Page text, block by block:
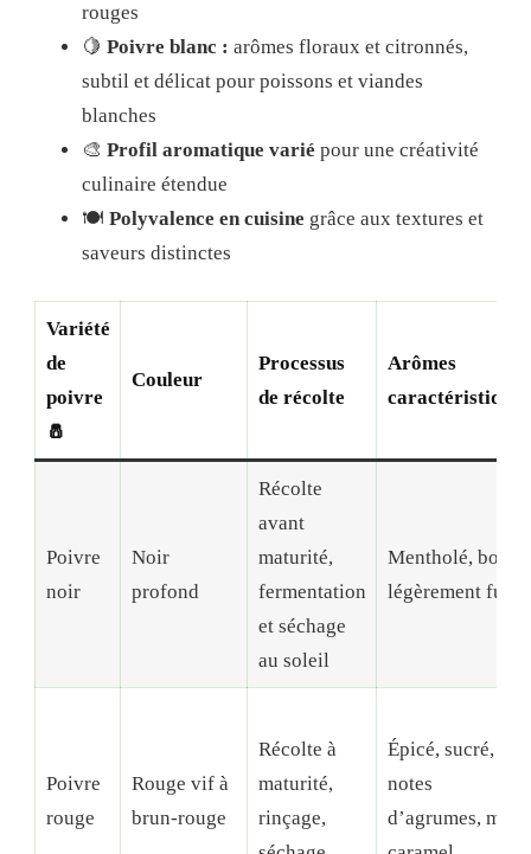
rouges
🍋 Poivre blanc : arômes floraux et citronnés,
subtil et délicat pour poissons et viandes
blanches
🎨 Profil aromatique varié pour une créativité
culinaire étendue
🍽️ Polyvalence en cuisine grâce aux textures et
saveurs distinctes
Variété
de
poivre
🧂
Couleur
Processus
de récolte
Arômes
caractéristiques
Poivre
noir
Noir
profond
Récolte
avant
maturité,
fermentation
et séchage
au soleil
Mentholé, boisé,
légèrement fumé
Poivre
rouge
Rouge vif à
brun-rouge
Récolte à
maturité,
rinçage,
Épicé, sucré,
notes
d’agrumes, miel,